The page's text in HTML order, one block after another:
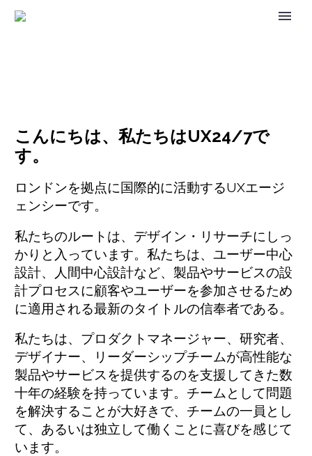
こんにちは、私たちはUX24/7で
す。
ロンドンを拠点に国際的に活動するUXエージ
ェンシーです。
私たちのルートは、デザイン・リサーチにしっ
かりと入っています。私たちは、ユーザー中心
設計、人間中心設計など、製品やサービスの設
計プロセスに顧客やユーザーを参加させるため
に適用される最新のタイトルの信奉者である。
私たちは、プロダクトマネージャー、研究者、
デザイナー、リーダーシップチームが高性能な
製品やサービスを提供するのを支援してきた数
十年の経験を持っています。チームとして問題
を解決することが大好きで、チームの一員とし
て、あるいは独立して働くことに喜びを感じて
います。